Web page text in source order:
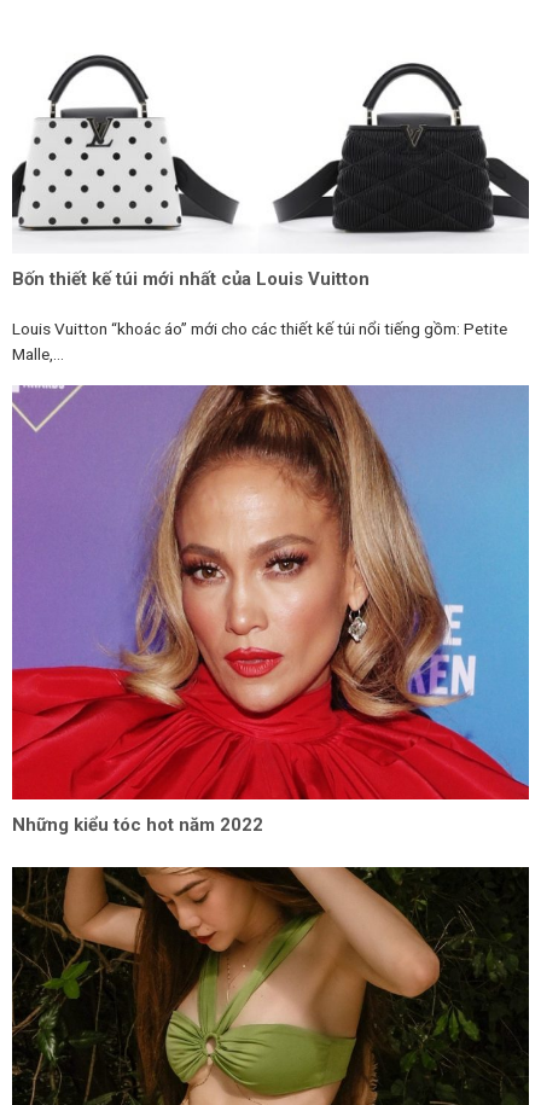
Bốn thiết kế túi mới nhất của Louis Vuitton
Louis Vuitton “khoác áo” mới cho các thiết kế túi nổi tiếng gồm: Petite
Malle,...
Những kiểu tóc hot năm 2022